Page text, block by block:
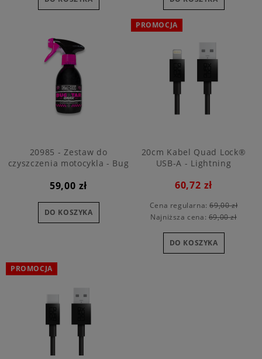
20985 - Zestaw do
czyszczenia motocykla - Bug
59,00 zł
DO KOSZYKA
20cm Kabel Quad Lock®
USB-A - Lightning
60,72 zł
Cena regularna:69,00 zł
Najniższa cena: 69,00 zł
DO KOSZYKA
PROMOCJA
PROMOCJA